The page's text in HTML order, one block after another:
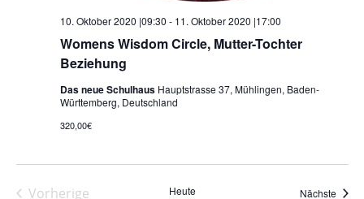
Womens Wisdom Circle, Mutter-Tochter
Beziehung
10. Oktober 2020 |09:30 - 11. Oktober 2020 |17:00
Das neue Schulhaus Hauptstrasse 37, Mühlingen, Baden-
Württemberg, Deutschland
320,00€
Vorherige Heute Nächste